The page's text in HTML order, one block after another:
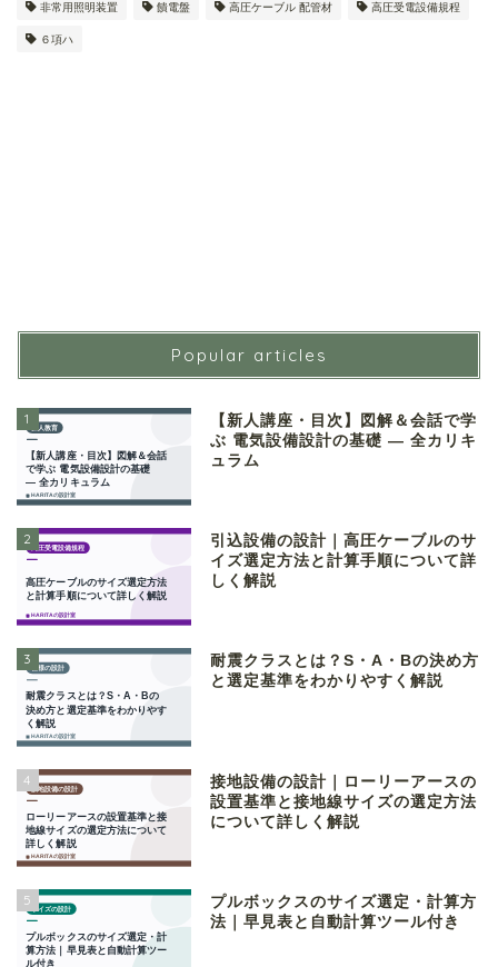
非常用照明装置 饋電盤 高圧ケーブル 配管材 高圧受電設備規程
６項ハ
Popular articles
1
【新人講座・目次】図解＆会話で学
ぶ 電気設備設計の基礎 ― 全カリキ
ュラム
2
引込設備の設計｜高圧ケーブルのサ
イズ選定方法と計算手順について詳
しく解説
3
耐震クラスとは？S・A・Bの決め方
と選定基準をわかりやすく解説
4
接地設備の設計｜ローリーアースの
設置基準と接地線サイズの選定方法
について詳しく解説
5
プルボックスのサイズ選定・計算方
法｜早見表と自動計算ツール付き